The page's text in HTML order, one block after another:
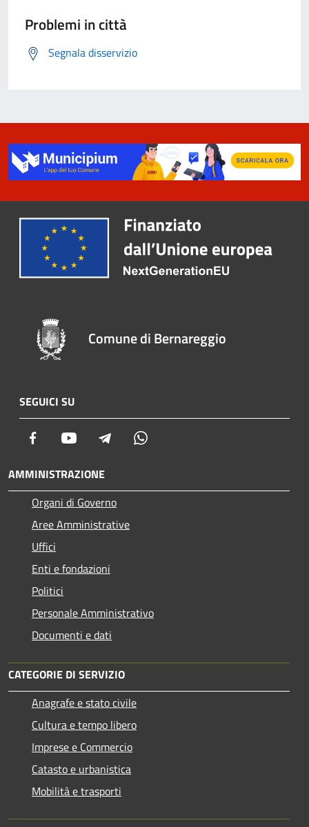
Problemi in città
Segnala disservizio
Comune di Bernareggio
SEGUICI SU
Facebook Youtube Telegram
AMMINISTRAZIONE
Organi di Governo
Aree Amministrative
Uffici
Enti e fondazioni
Politici
Personale Amministrativo
Documenti e dati
CATEGORIE DI SERVIZIO
Anagrafe e stato civile
Cultura e tempo libero
Imprese e Commercio
Catasto e urbanistica
Mobilità e trasporti